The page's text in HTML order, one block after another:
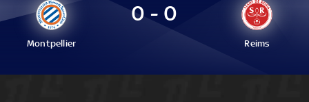
Montpellier
0 - 0
Reims